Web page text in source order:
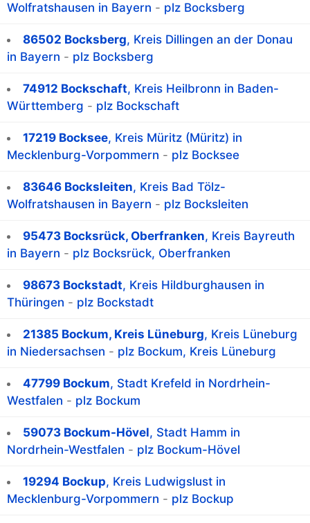
Wolfratshausen in Bayern - plz Bocksberg
86502 Bocksberg, Kreis Dillingen an der Donau
in Bayern - plz Bocksberg
74912 Bockschaft, Kreis Heilbronn in Baden-
Württemberg - plz Bockschaft
17219 Bocksee, Kreis Müritz (Müritz) in
Mecklenburg-Vorpommern - plz Bocksee
83646 Bocksleiten, Kreis Bad Tölz-
Wolfratshausen in Bayern - plz Bocksleiten
95473 Bocksrück, Oberfranken, Kreis Bayreuth
in Bayern - plz Bocksrück, Oberfranken
98673 Bockstadt, Kreis Hildburghausen in
Thüringen - plz Bockstadt
21385 Bockum, Kreis Lüneburg, Kreis Lüneburg
in Niedersachsen - plz Bockum, Kreis Lüneburg
47799 Bockum, Stadt Krefeld in Nordrhein-
Westfalen - plz Bockum
59073 Bockum-Hövel, Stadt Hamm in
Nordrhein-Westfalen - plz Bockum-Hövel
19294 Bockup, Kreis Ludwigslust in
Mecklenburg-Vorpommern - plz Bockup